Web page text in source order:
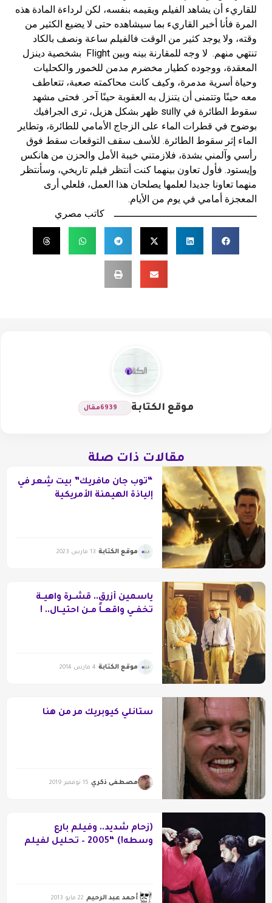
للقاريء أن يشاهد الفيلم ويقيمه بنفسه، لكن لرداءة المادة هذه
المرة فأنا أخبر القاريء بما سيشاهده حتى لا يضيع الكثير من
وقته، ولا يوجد كثير من الوقت فالفيلم ساعة ونصف بالكاد
تنتهي منهم. لا وجه للمقارنة بينه وبين Flight بشخصية دينزل
المعقدة، ووجوده كطيار مخضرم مدمن للخمور والكحليات
وحياة أسرية مدمرة، وكيف كانت محاكمته صعبة، تتعاطف
معه حينًا وتتمنى أن يتنزل به العقوبة حينًا آخر. فحتى مشهد
سقوط الطائرة في sully ظهر بشكل هزيل، ترى الجرافيك
بوضوح في قطرات الماء على الزجاج الأمامي للطائرة، وتطاير
الماء إثر سقوط الطائرة. للأسف سقف التوقعات سقط فوق
رأسي وآلمني بشدة، فلازمتني خيبة الأمل والحزن من هانكس
وإيستود. فأول تعاون بينهما كنت أنتظر فيلم تاريخي، وسأنتظر
منهما تعاونا جديدا لعلمها يصلحان هذا العمل، فلعلي أرى
المعجزة أمامي في يوم من الأيام.
ـــــــــــــــــــــــــــــــــــــــــــــــ كاتب مصري
موقع الكتابة 6939مقال
مقالات ذات صلة
“توب جان مافريك” بيت شِعر في
إلياذة الهيمنة الأمريكية
موقع الكتابة 13 مارس 2023
ياسمين أزرق.. قشــرة واهيــة
تخفــي واقعــاً مــن احتيــال.. !
موقع الكتابة 4 مارس 2014
ستانلي كيوبريك مر من هنا
مصطفى ذكري 15 نوفمبر 2019
(زحام شديد.. وفيلم بارع
وسطه!) “2005 – تحليل لفيلم
أحمد عبد الرحيم 22 مايو 2013